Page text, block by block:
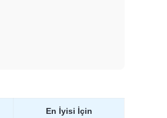
En İyisi İçin